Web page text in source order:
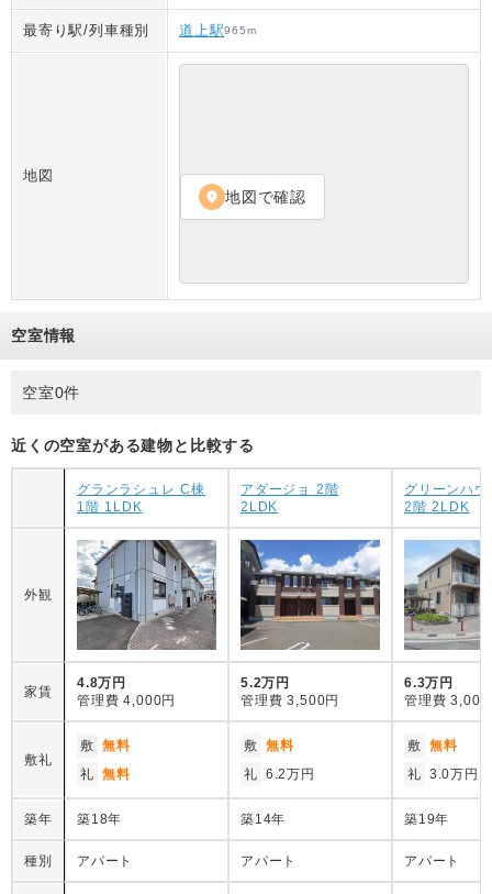
最寄り駅/列車種別 道上駅965m
地図
location_on 地図で確認
空室情報
空室0件
近くの空室がある建物と比較する
グランラシュレ C棟
1階 1LDK
アダージョ 2階
2LDK
グリーンハ
2階 2LDK
外観
家賃
4.8万円
管理費 4,000円
5.2万円
管理費 3,500円
6.3万円
管理費 3,000
敷礼
敷 無料
礼 無料
敷 無料
礼 6.2万円
敷 無料
礼 3.0万円
築年 築18年 築14年 築19年
種別 アパート アパート アパート